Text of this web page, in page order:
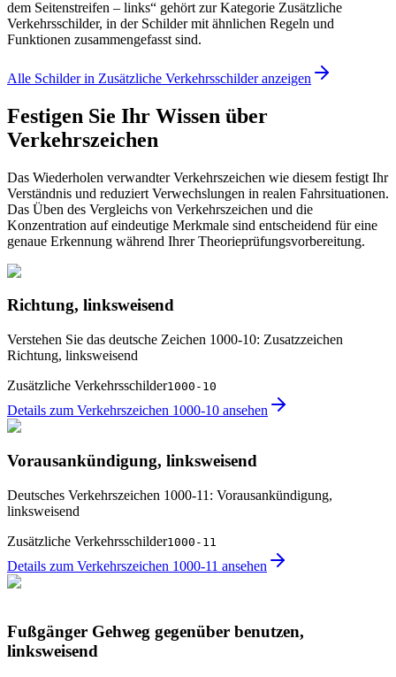
dem Seitenstreifen – links“ gehört zur Kategorie Zusätzliche
Verkehrsschilder, in der Schilder mit ähnlichen Regeln und
Funktionen zusammengefasst sind.
Alle Schilder in Zusätzliche Verkehrsschilder anzeigen
Festigen Sie Ihr Wissen über
Verkehrszeichen
Das Wiederholen verwandter Verkehrszeichen wie diesem festigt Ihr
Verständnis und reduziert Verwechslungen in realen Fahrsituationen.
Das Üben des Vergleichs von Verkehrszeichen und die
Konzentration auf eindeutige Merkmale sind entscheidend für eine
genaue Erkennung während Ihrer Theorieprüfungsvorbereitung.
Richtung, linksweisend
Verstehen Sie das deutsche Zeichen 1000-10: Zusatzzeichen
Richtung, linksweisend
Zusätzliche Verkehrsschilder1000-10
Details zum Verkehrszeichen 1000-10 ansehen
Vorausankündigung, linksweisend
Deutsches Verkehrszeichen 1000-11: Vorausankündigung,
linksweisend
Zusätzliche Verkehrsschilder1000-11
Details zum Verkehrszeichen 1000-11 ansehen
Fußgänger Gehweg gegenüber benutzen,
linksweisend